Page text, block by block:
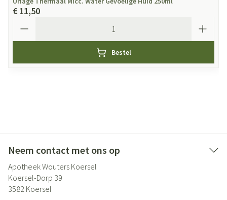
€ 11,50
Bestel
Neem contact met ons op
Apotheek Wouters Koersel
Koersel-Dorp 39
3582 Koersel